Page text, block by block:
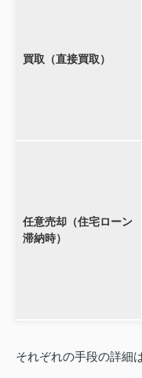
買取（直接買取）
任意売却（住宅ローン
滞納時）
それぞれの手段の詳細